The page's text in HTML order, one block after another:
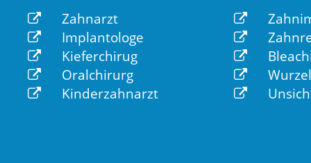
Zahnarzt
Implantologe
Kieferchirug
Oralchirurg
Kinderzahnarzt